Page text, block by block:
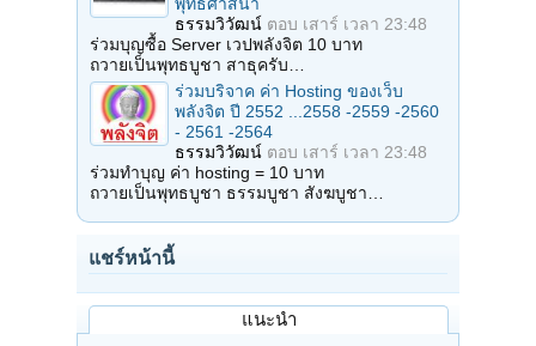
ธรรมวิวัฒน์ ตอบ เสาร์ เวลา 23:48
ร่วมบุญซื้อ Server เวปพลังจิต 10 บาท
ถวายเป็นพุทธบูชา สาธุครับ…
ร่วมบริจาค ค่า Hosting ของเว็บ
พลังจิต ปี 2552 ...2558 -2559 -2560
- 2561 -2564
ธรรมวิวัฒน์ ตอบ เสาร์ เวลา 23:48
ร่วมทำบุญ ค่า hosting = 10 บาท
ถวายเป็นพุทธบูชา ธรรมบูชา สังฆบูชา…
แชร์หน้านี้
แนะนำ